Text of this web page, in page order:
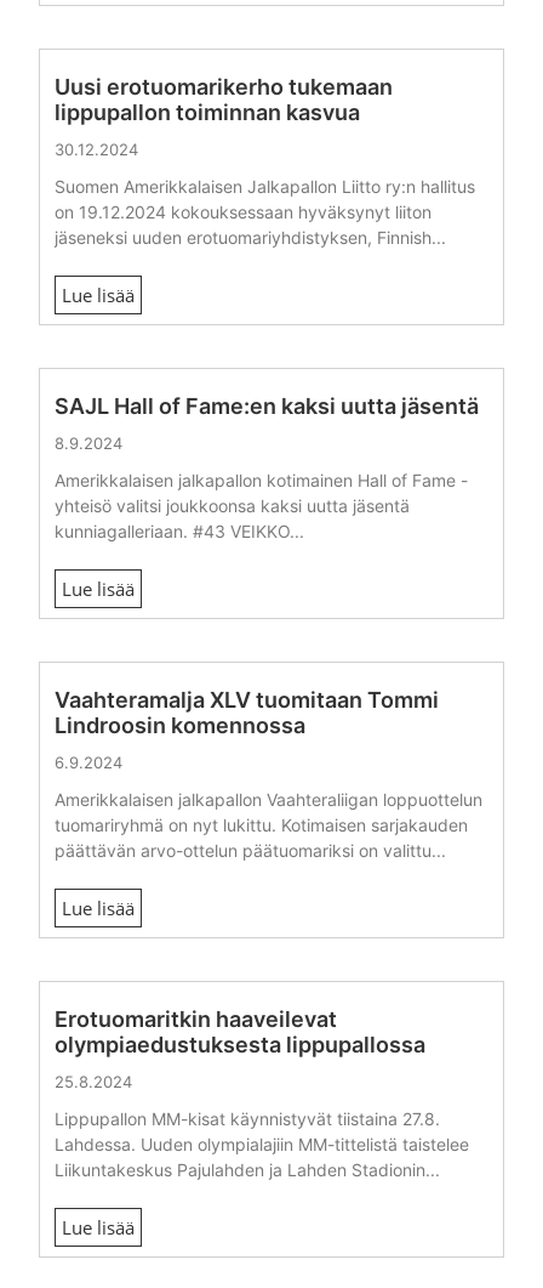
Uusi erotuomarikerho tukemaan
lippupallon toiminnan kasvua
30.12.2024
Suomen Amerikkalaisen Jalkapallon Liitto ry:n hallitus
on 19.12.2024 kokouksessaan hyväksynyt liiton
jäseneksi uuden erotuomariyhdistyksen, Finnish...
Lue lisää
SAJL Hall of Fame:en kaksi uutta jäsentä
8.9.2024
Amerikkalaisen jalkapallon kotimainen Hall of Fame -
yhteisö valitsi joukkoonsa kaksi uutta jäsentä
kunniagalleriaan. #43 VEIKKO...
Lue lisää
Vaahteramalja XLV tuomitaan Tommi
Lindroosin komennossa
6.9.2024
Amerikkalaisen jalkapallon Vaahteraliigan loppuottelun
tuomariryhmä on nyt lukittu. Kotimaisen sarjakauden
päättävän arvo-ottelun päätuomariksi on valittu...
Lue lisää
Erotuomaritkin haaveilevat
olympiaedustuksesta lippupallossa
25.8.2024
Lippupallon MM-kisat käynnistyvät tiistaina 27.8.
Lahdessa. Uuden olympialajiin MM-tittelistä taistelee
Liikuntakeskus Pajulahden ja Lahden Stadionin...
Lue lisää